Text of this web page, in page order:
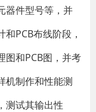
器件型号等，并
PCB布线阶段，
图和PCB图，并考
机制作和性能测
测试其输出性